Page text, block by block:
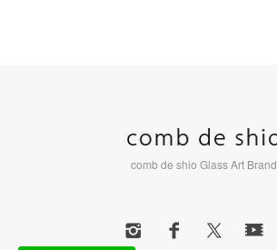
comb de shio Glass Art Brand